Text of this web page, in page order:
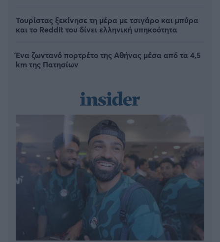
Τουρίστας ξεκίνησε τη μέρα με τσιγάρο και μπύρα
και το Reddit του δίνει ελληνική υπηκοότητα
Ένα ζωντανό πορτρέτο της Αθήνας μέσα από τα 4,5
km της Πατησίων